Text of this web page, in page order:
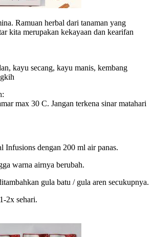
Ramuan herbal dari tanaman yang
kita merupakan kekayaan dan kearifan
kayu secang, kayu manis, kembang
max 30 C. Jangan terkena sinar matahari
Infusions dengan 200 ml air panas.
warna airnya berubah.
gula batu / gula aren secukupnya.
2x sehari.